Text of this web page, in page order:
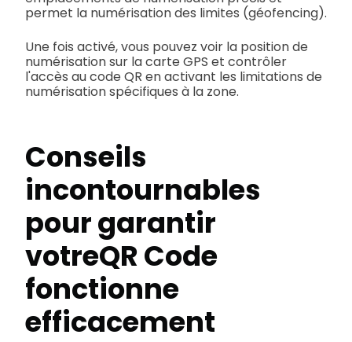
permet la numérisation des limites (géofencing).
Une fois activé, vous pouvez voir la position de
numérisation sur la carte GPS et contrôler
l'accès au code QR en activant les limitations de
numérisation spécifiques à la zone.
Conseils
incontournables
pour garantir
votreQR Code
fonctionne
efficacement